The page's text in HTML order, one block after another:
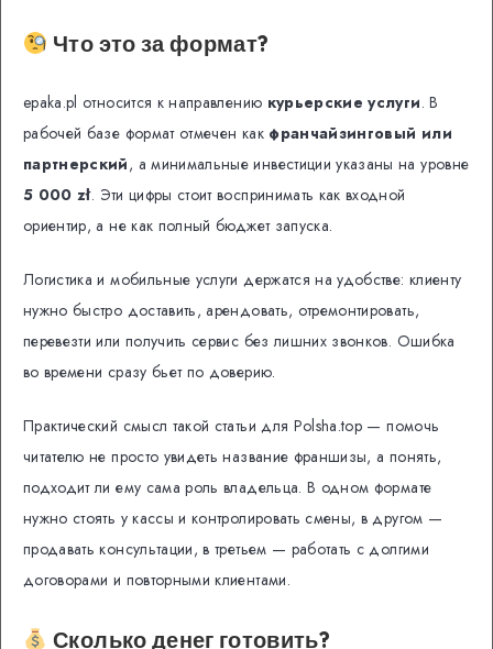
Что это за формат?
epaka.pl относится к направлению курьерские услуги. В
рабочей базе формат отмечен как франчайзинговый или
партнерский, а минимальные инвестиции указаны на уровне
5 000 zł. Эти цифры стоит воспринимать как входной
ориентир, а не как полный бюджет запуска.
Логистика и мобильные услуги держатся на удобстве: клиенту
нужно быстро доставить, арендовать, отремонтировать,
перевезти или получить сервис без лишних звонков. Ошибка
во времени сразу бьет по доверию.
Практический смысл такой статьи для Polsha.top — помочь
читателю не просто увидеть название франшизы, а понять,
подходит ли ему сама роль владельца. В одном формате
нужно стоять у кассы и контролировать смены, в другом —
продавать консультации, в третьем — работать с долгими
договорами и повторными клиентами.
Сколько денег готовить?